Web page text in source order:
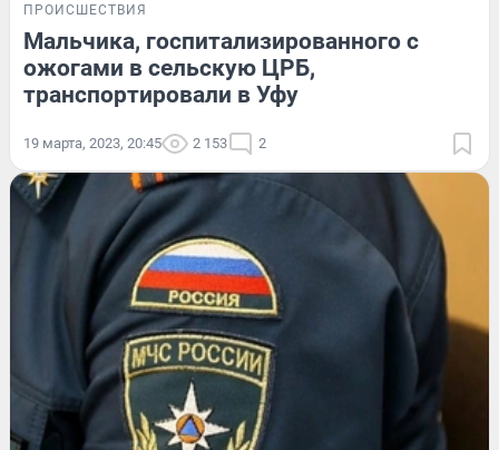
ПРОИСШЕСТВИЯ
Мальчика, госпитализированного с
ожогами в сельскую ЦРБ,
транспортировали в Уфу
19 марта, 2023, 20:45 2 153 2